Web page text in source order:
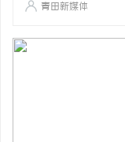
青田新媒体